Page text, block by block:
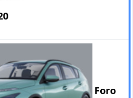
Foro